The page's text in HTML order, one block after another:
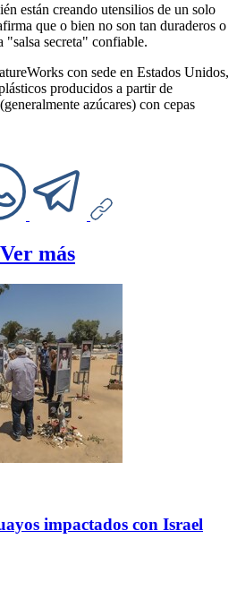
están creando utensilios de un solo
que o bien no son tan duraderos o
"salsa secreta" confiable.
con sede en Estados Unidos,
producidos a partir de
azúcares) con cepas
Ver más
impactados con Israel